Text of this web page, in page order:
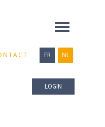
Toggle
FR NL
LOGIN